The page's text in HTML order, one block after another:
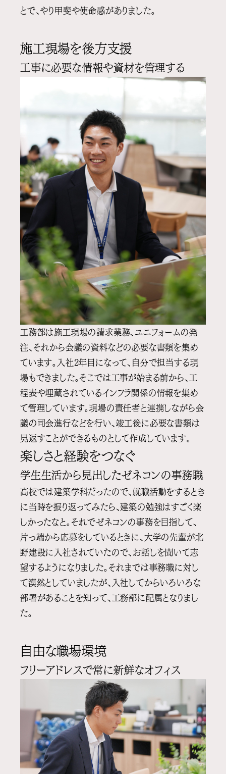
とで、やり甲斐や使命感がありました。
施工現場を後方支援
工事に必要な情報や資材を管理する
工務部は施工現場の請求業務、ユニフォームの発
注、それから会議の資料などの必要な書類を集め
ています。入社2年目になって、自分で担当する現
場もできました。そこでは工事が始まる前から、工
程表や埋蔵されているインフラ関係の情報を集め
て管理しています。現場の責任者と連携しながら会
議の司会進行などを行い、竣工後に必要な書類は
見返すことができるものとして作成しています。
楽しさと経験をつなぐ
学生生活から見出したゼネコンの事務職
高校では建築学科だったので、就職活動をするとき
に当時を振り返ってみたら、建築の勉強はすごく楽
しかったなと。それでゼネコンの事務を目指して、
片っ端から応募をしているときに、大学の先輩が北
野建設に入社されていたので、お話しを聞いて志
望するようになりました。それまでは事務職に対し
て漠然としていましたが、入社してからいろいろな
部署があることを知って、工務部に配属となりまし
た。
自由な職場環境
フリーアドレスで常に新鮮なオフィス